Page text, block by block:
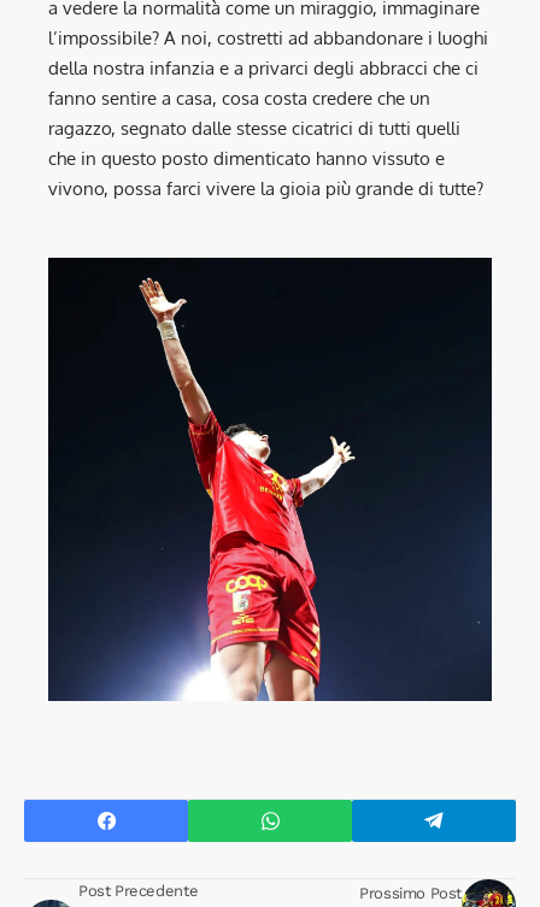
a vedere la normalità come un miraggio, immaginare
l’impossibile? A noi, costretti ad abbandonare i luoghi
della nostra infanzia e a privarci degli abbracci che ci
fanno sentire a casa, cosa costa credere che un
ragazzo, segnato dalle stesse cicatrici di tutti quelli
che in questo posto dimenticato hanno vissuto e
vivono, possa farci vivere la gioia più grande di tutte?
Post Precedente Prossimo Post